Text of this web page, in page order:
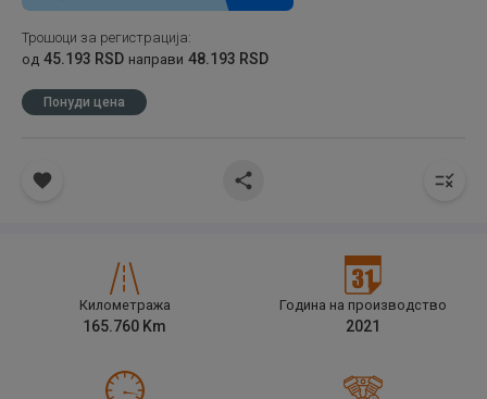
Трошоци за регистрација:
од 45.193 RSD направи 48.193 RSD
Понуди цена
Километража
165.760 Km
Година на производство
2021